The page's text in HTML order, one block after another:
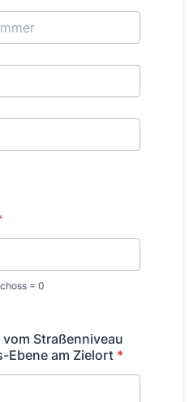
= 0
Straßenniveau
Ebene am Zielort *